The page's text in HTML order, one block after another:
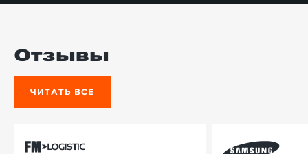
Отзывы
ЧИТАТЬ ВСЕ